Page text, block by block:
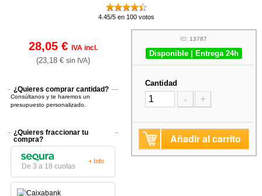
4.45/5 en 100 votos
28,05 € IVA incl.
(23,18 € sin IVA)
¿Quieres comprar cantidad?
Consúltanos y te haremos un
presupuesto personalizado.
¿Quieres fraccionar tu
compra?
De 3 a 18 cuotas
+ Info
ID:13787
Disponible | Entrega 24h
Cantidad
- +
Añadir al carrito